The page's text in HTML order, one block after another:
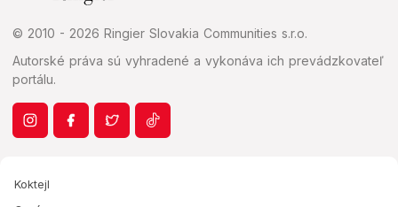
© 2010 - 2026 Ringier Slovakia Communities s.r.o.
Autorské práva sú vyhradené a vykonáva ich prevádzkovateľ
portálu.
Koktejl